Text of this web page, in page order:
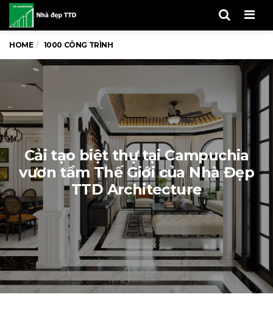
HOME 1000 CÔNG TRÌNH
Cải tạo biệt thự tại Campuchia
vươn tầm Thế Giới của Nhà Đẹp
TTD Architecture